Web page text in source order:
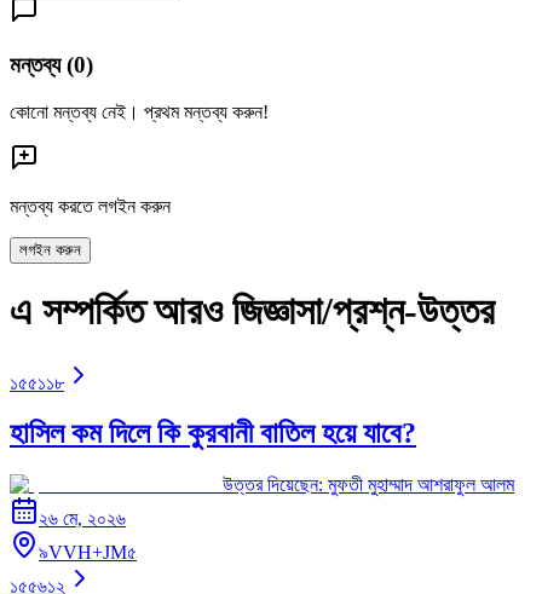
মন্তব্য (0)
কোনো মন্তব্য নেই। প্রথম মন্তব্য করুন!
মন্তব্য করতে লগইন করুন
লগইন করুন
এ সম্পর্কিত আরও জিজ্ঞাসা/প্রশ্ন-উত্তর
১৫৫১১৮
হাসিল কম দিলে কি কুরবানী বাতিল হয়ে যাবে?
উত্তর দিয়েছেন: মুফতী মুহাম্মাদ আশরাফুল আলম
২৬ মে, ২০২৬
৯VVH+JM৫
১৫৫৬১২